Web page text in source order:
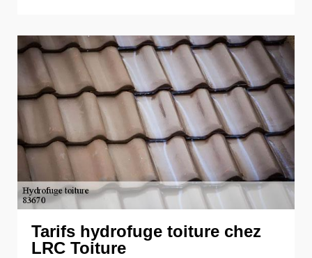
Tarifs hydrofuge toiture chez
LRC Toiture